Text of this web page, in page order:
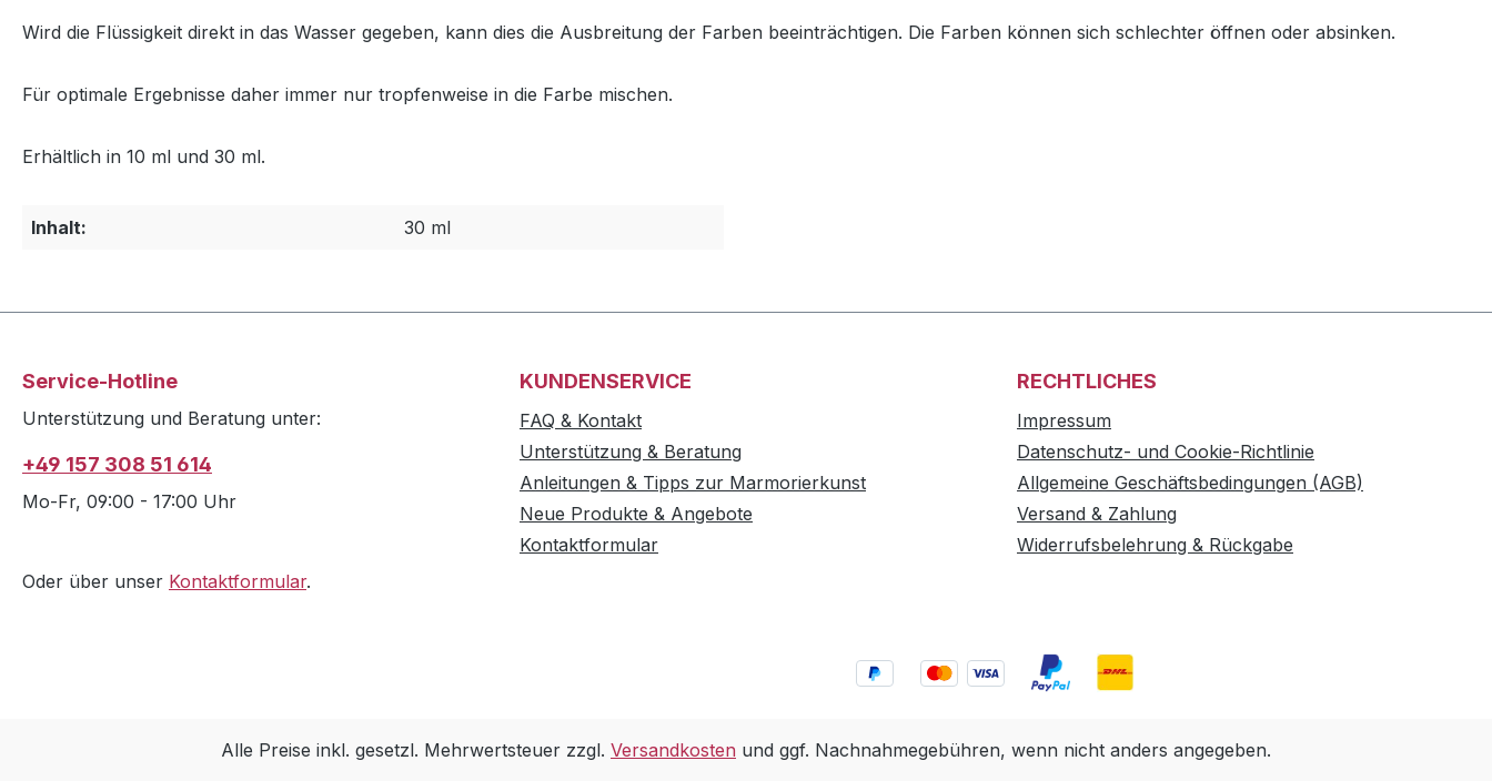
Wird die Flüssigkeit direkt in das Wasser gegeben, kann dies die Ausbreitung der Farben beeinträchtigen. Die Farben können sich schlechter öffnen oder absinken.
Für optimale Ergebnisse daher immer nur tropfenweise in die Farbe mischen.
Erhältlich in 10 ml und 30 ml.
Inhalt: 30 ml
Service-Hotline
Unterstützung und Beratung unter:
+49 157 308 51 614
Mo-Fr, 09:00 - 17:00 Uhr
Oder über unser Kontaktformular.
KUNDENSERVICE
FAQ & Kontakt
Unterstützung & Beratung
Anleitungen & Tipps zur Marmorierkunst
Neue Produkte & Angebote
Kontaktformular
RECHTLICHES
Impressum
Datenschutz- und Cookie-Richtlinie
Allgemeine Geschäftsbedingungen (AGB)
Versand & Zahlung
Widerrufsbelehrung & Rückgabe
Alle Preise inkl. gesetzl. Mehrwertsteuer zzgl. Versandkosten und ggf. Nachnahmegebühren, wenn nicht anders angegeben.